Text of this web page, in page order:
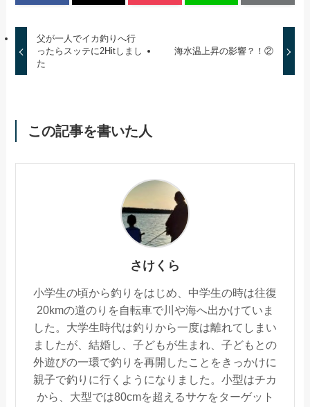
父が一人でイカ釣りへ行
ったらスッテに2Hitしまし
た
海水温上昇の影響？！②
この記事を書いた人
さけくら
小学生の頃から釣りをはじめ、中学生の時は往復
20kmの道のりを自転車で川や海へ出かけていま
した。大学生時代は釣りから一度は離れてしまい
ましたが、結婚し、子どもが生まれ、子どもとの
外遊びの一環で釣りを再開したことをきっかけに
親子で釣りに行くようになりました。小型はチカ
から、大型では80cmを超えるサケをターゲット